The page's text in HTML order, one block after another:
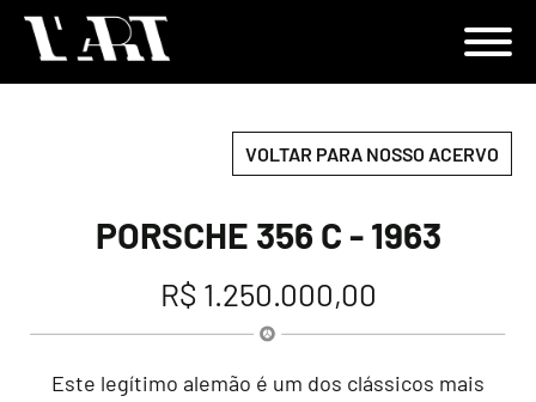
VOLTAR PARA NOSSO ACERVO
PORSCHE 356 C - 1963
R$ 1.250.000,00
Este legítimo alemão é um dos clássicos mais